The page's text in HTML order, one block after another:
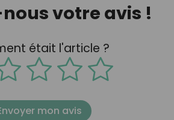
votre avis !
était l'article ?
mon avis